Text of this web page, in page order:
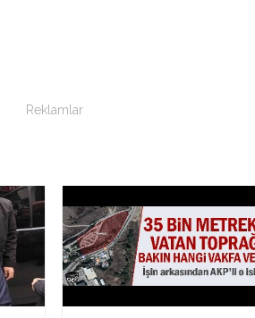
Reklamlar